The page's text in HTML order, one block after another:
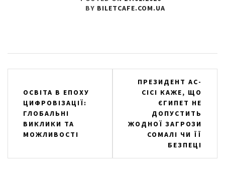
BY BILETCAFE.COM.UA
записів
ОСВІТА В ЕПОХУ
ЦИФРОВІЗАЦІЇ:
ГЛОБАЛЬНІ
ВИКЛИКИ ТА
МОЖЛИВОСТІ
ПРЕЗИДЕНТ АС-
СІСІ КАЖЕ, ЩО
ЄГИПЕТ НЕ
ДОПУСТИТЬ
ЖОДНОЇ ЗАГРОЗИ
СОМАЛІ ЧИ ЇЇ
БЕЗПЕЦІ